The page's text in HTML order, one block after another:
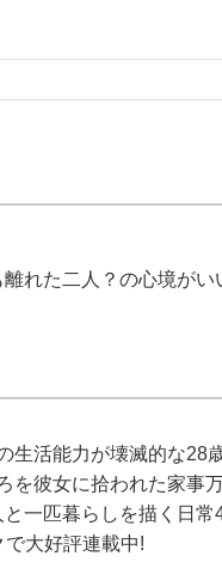
れた二人？の心境がい
生活能力が壊滅的な28
を彼女に拾われた家事
と一匹暮らしを描く日
大好評連載中!